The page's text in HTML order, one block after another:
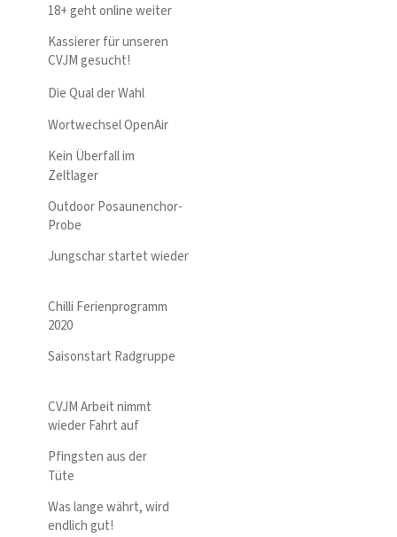
18+ geht online weiter
Kassierer für unseren
CVJM gesucht!
Die Qual der Wahl
Wortwechsel OpenAir
Kein Überfall im
Zeltlager
Outdoor Posaunenchor-
Probe
Jungschar startet wieder
Chilli Ferienprogramm
2020
Saisonstart Radgruppe
CVJM Arbeit nimmt
wieder Fahrt auf
Pfingsten aus der
Tüte
Was lange währt, wird
endlich gut!